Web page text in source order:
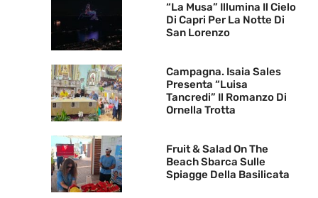
“La Musa” Illumina Il Cielo
Di Capri Per La Notte Di
San Lorenzo
Campagna. Isaia Sales
Presenta “Luisa
Tancredi” Il Romanzo Di
Ornella Trotta
Fruit & Salad On The
Beach Sbarca Sulle
Spiagge Della Basilicata